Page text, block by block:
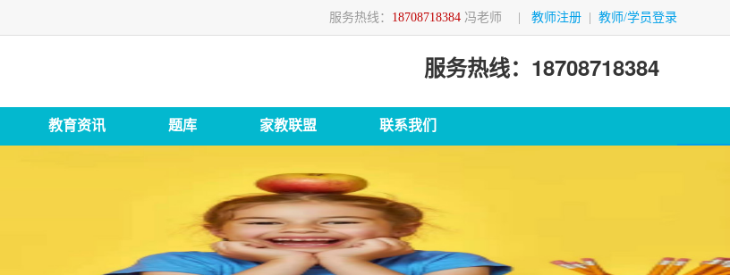
服务热线： 18708718384 冯老师 教师注册 教师/学员登录
服务热线：18708718384
教育资讯 题库 家教联盟 联系我们